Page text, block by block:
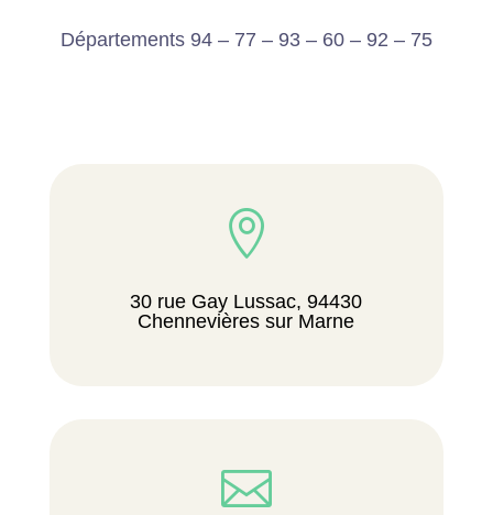
Départements 94 – 77 – 93 – 60 – 92 – 75

30 rue Gay Lussac, 94430
Chennevières sur Marne
